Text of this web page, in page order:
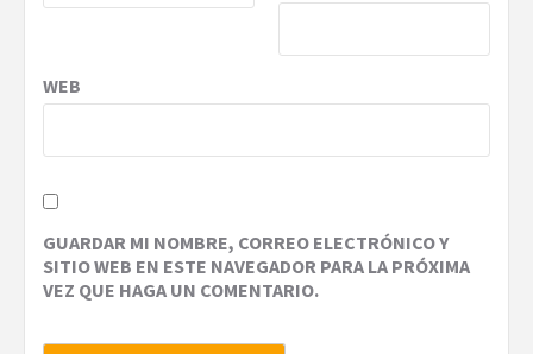
WEB
GUARDAR MI NOMBRE, CORREO ELECTRÓNICO Y
SITIO WEB EN ESTE NAVEGADOR PARA LA PRÓXIMA
VEZ QUE HAGA UN COMENTARIO.